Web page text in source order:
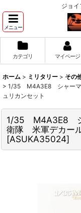
ジョ
メニュー
カテゴリ マイページ
ホーム > ミリタリー > その
> 1/35 M4A3E8 シャーマ
ュリカンセット
1/35 M4A3E8 シ
衛隊 米軍デカー
[ASUKA35024]